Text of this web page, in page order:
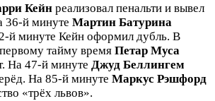
Кейн реализовал пенальти и вывел
36-й минуте Мартин Батурина
й минуте Кейн оформил дубль. В
тайму время Петар Муса
На 47-й минуте Джуд Беллингем
На 85-й минуте Маркус Рэшфорд
«трёх львов».